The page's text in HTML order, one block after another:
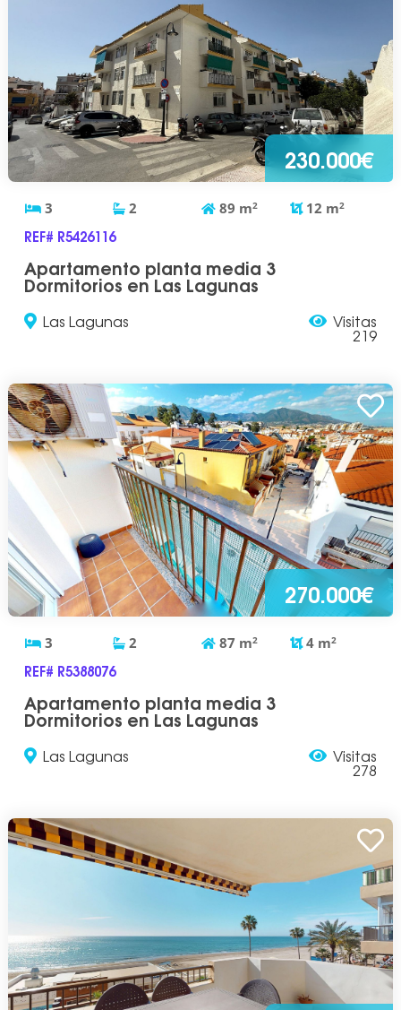
230.000€
3 2 89 m2 12 m2
REF# R5426116
Apartamento planta media 3
Dormitorios en Las Lagunas
Las Lagunas Visitas
219
270.000€
3 2 87 m2 4 m2
REF# R5388076
Apartamento planta media 3
Dormitorios en Las Lagunas
Las Lagunas Visitas
278